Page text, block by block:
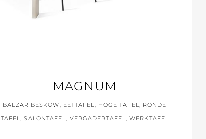
MAGNUM
BALZAR BESKOW, EETTAFEL, HOGE TAFEL, RONDE
TAFEL,SALONTAFEL, VERGADERTAFEL,WERKTAFEL